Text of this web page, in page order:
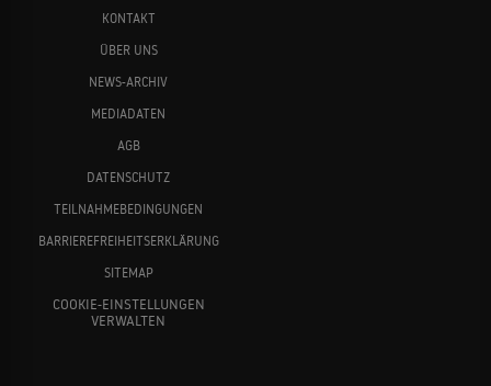
KONTAKT
ÜBER UNS
NEWS-ARCHIV
MEDIADATEN
AGB
DATENSCHUTZ
TEILNAHMEBEDINGUNGEN
BARRIEREFREIHEITSERKLÄRUNG
SITEMAP
COOKIE-EINSTELLUNGEN
VERWALTEN